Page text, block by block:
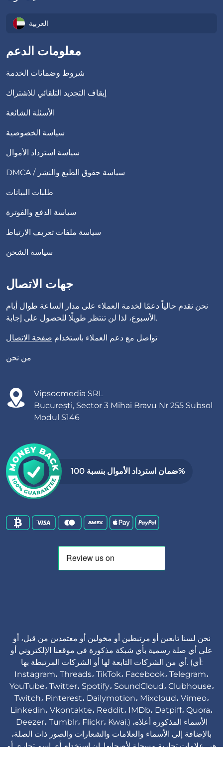
العربية
معلومات الدعم
شروط وضمانات الخدمة
إيقاف التجديد التلقائي للاشتراك
الأسئلة الشائعة
سياسة الخصوصية
سياسة استرداد الأموال
DMCA / سياسة حقوق الطبع والنشر
طلبات البيانات
سياسة الدفع والفوترة
سياسة ملفات تعريف الارتباط
سياسة الشحن
جهات الاتصال
نحن نقدم حالياً دعمًا لخدمة العملاء على مدار الساعة طوال أيام
الأسبوع، لذا لن تنتظر طويلًا للحصول على إجابة.
تواصل مع دعم العملاء باستخدام صفحة الاتصال
من نحن
Vipsocmedia SRL
București, Sector 3 Mihai Bravu Nr 255 Subsol
Modul S146
ضمان استرداد الأموال بنسبة 100%
نحن لسنا تابعين أو مرتبطين أو مخولين أو معتمدين من قبل، أو
على أي صلة رسمية بأي شبكة مذكورة في موقعنا الإلكتروني أو
أي من الشركات التابعة لها أو الشركات المرتبطة بها. (أي:
Instagram، Threads، TikTok، Facebook، Telegram،
YouTube، Twitter، Spotify، SoundCloud، Clubhouse،
Twitch، Pinterest، Dailymotion، Mixcloud، Vimeo،
Linkedin، Vkontakte، Reddit، IMDb، Datpiff، Quora،
Deezer، Tumblr، Flickr، Kwai.) الأسماء المذكورة أعلاه،
بالإضافة إلى الأسماء والعلامات والشعارات والصور ذات الصلة،
هي علامات تجارية مسجلة لأصحابها. إن استخدام أي اسم تجاري أو